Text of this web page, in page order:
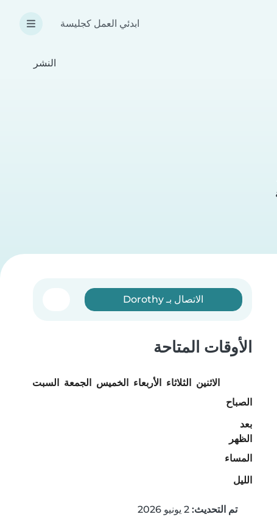
ابدئي العمل كجليسة
النشر
الاتصال بـ Dorothy
الأوقات المتاحة
الاثنين الثلاثاء الأربعاء الخميس الجمعة السبت
الصباح
بعد
الظهر
المساء
الليل
تم التحديث: